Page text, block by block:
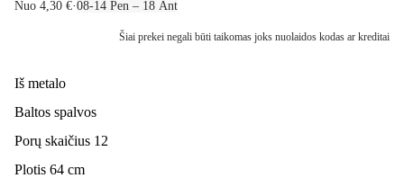
Nuo 4,30 €·08‑14 Pen – 18 Ant
Šiai prekei negali būti taikomas joks nuolaidos kodas ar kreditai
Iš metalo
Baltos spalvos
Porų skaičius 12
Plotis 64 cm